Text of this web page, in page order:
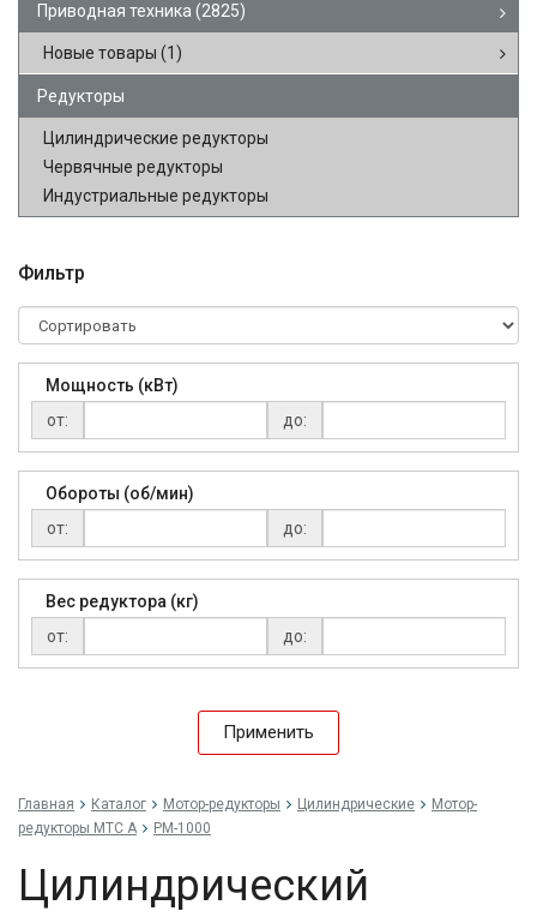
Приводная техника (2825)
Новые товары (1)
Редукторы
Цилиндрические редукторы
Червячные редукторы
Индустриальные редукторы
Фильтр
Мощность (кВт)
от:
до:
Обороты (об/мин)
от:
до:
Вес редуктора (кг)
от:
до:
Применить
Главная Каталог Мотор-редукторы Цилиндрические
Мотор-
редукторы MTC A
РМ-1000
Цилиндрический